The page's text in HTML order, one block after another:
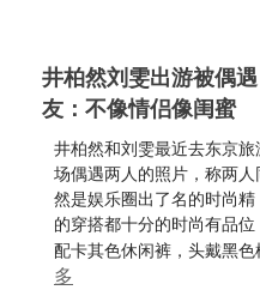
井柏然刘雯出游被偶
友：不像情侣像闺蜜
井柏然和刘雯最近去东京
场偶遇两人的照片，称两
然是娱乐圈出了名的时尚
的穿搭都十分的时尚有品
配卡其色休闲裤，头戴黑
多